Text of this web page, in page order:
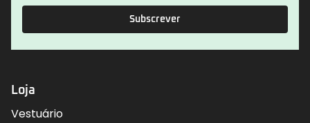
Subscrever
Loja
Vestuário